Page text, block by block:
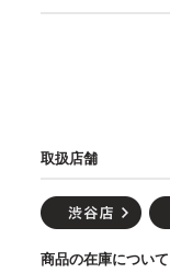
取扱店舗
商品の在庫について